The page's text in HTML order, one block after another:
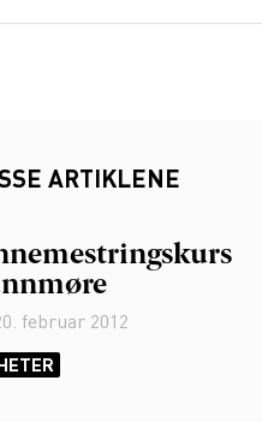
ARTIKLENE
februar 2012